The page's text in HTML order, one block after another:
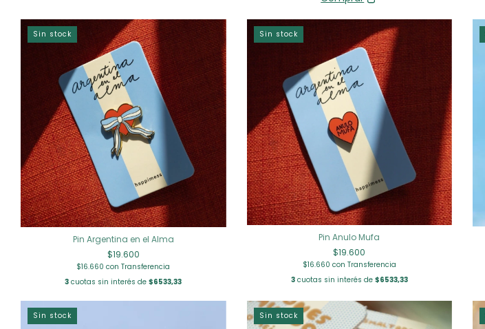
Sin stock
Pin Argentina en el Alma
$19.600
$16.660con Transferencia
3 cuotas sin interés de$6533,33
Sin stock
Pin Anulo Mufa
$19.600
$16.660 con Transferencia
3cuotas sin interés de $6533,33
Sin stock Sin stock